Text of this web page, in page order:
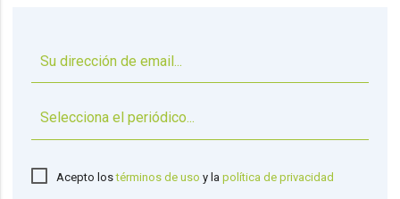
Acepto lostérminos de uso y lapolítica de privacidad